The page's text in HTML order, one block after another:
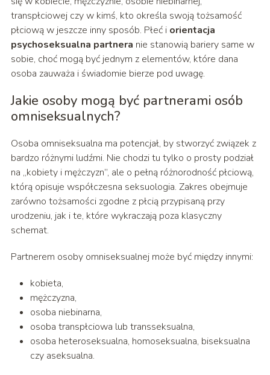
transpłciowej czy w kimś, kto określa swoją tożsamość
płciową w jeszcze inny sposób. Płeć i orientacja
psychoseksualna partnera nie stanowią bariery same w
sobie, choć mogą być jednym z elementów, które dana
osoba zauważa i świadomie bierze pod uwagę.
Jakie osoby mogą być partnerami osób
omniseksualnych?
Osoba omniseksualna ma potencjał, by stworzyć związek z
bardzo różnymi ludźmi. Nie chodzi tu tylko o prosty podział
na „kobiety i mężczyzn”, ale o pełną różnorodność płciową,
którą opisuje współczesna seksuologia. Zakres obejmuje
zarówno tożsamości zgodne z płcią przypisaną przy
urodzeniu, jak i te, które wykraczają poza klasyczny
schemat.
Partnerem osoby omniseksualnej może być między innymi:
kobieta,
mężczyzna,
osoba niebinarna,
osoba transpłciowa lub transseksualna,
osoba heteroseksualna, homoseksualna, biseksualna
czy aseksualna.